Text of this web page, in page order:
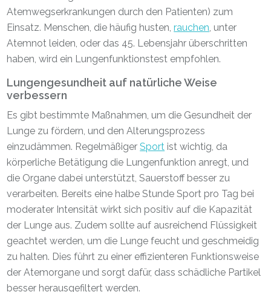
Atemwegserkrankungen durch den Patienten) zum
Einsatz. Menschen, die häufig husten,rauchen, unter
Atemnot leiden, oder das 45. Lebensjahr überschritten
haben, wird ein Lungenfunktionstest empfohlen.
Lungengesundheit auf natürliche Weise
verbessern
Es gibt bestimmte Maßnahmen, um die Gesundheit der
Lunge zu fördern, und den Alterungsprozess
einzudämmen. RegelmäßigerSport ist wichtig, da
körperliche Betätigung die Lungenfunktion anregt, und
die Organe dabei unterstützt, Sauerstoff besser zu
verarbeiten. Bereits eine halbe Stunde Sport pro Tag bei
moderater Intensität wirkt sich positiv auf die Kapazität
der Lunge aus. Zudem sollte auf ausreichend Flüssigkeit
geachtet werden, um die Lunge feucht und geschmeidig
zu halten. Dies führt zu einer effizienteren Funktionsweise
der Atemorgane und sorgt dafür, dass schädliche Partikel
besser herausgefiltert werden.